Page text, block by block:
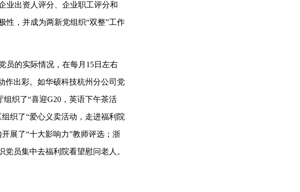
出资人评分、企业职工评分和
性，并成为两新党组织“双整”工作
的实际情况，在每月15日左右
作出彩。如华硕科技杭州分公司党
织了“喜迎G20，英语下午茶活
织了“爱心义卖活动，走进福利院
展了“十大影响力”教师评选；浙
员集中去福利院看望慰问老人。